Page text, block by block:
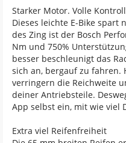
Starker Motor. Volle
Dieses leichte E-Bike spart
des Zing ist der Bosch
Nm und 750%
besser beschleunigt das
sich an, bergauf zu fahren.
verringern die Reichweite
deiner Antriebsteile.
App selbst ein, mit wie viel
Extra viel Reifenfreiheit